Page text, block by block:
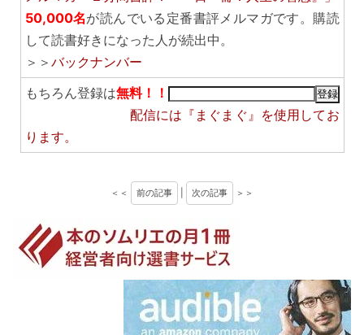
50,000名が読んでいる定番書評メルマガです。購読
して読書好きになった人が続出中。
＞＞ バックナンバー
もちろん登録は無料！！
配信には 『まぐまぐ』 を使用してお
ります。
＜＜ 前の記事 次の記事 ＞＞